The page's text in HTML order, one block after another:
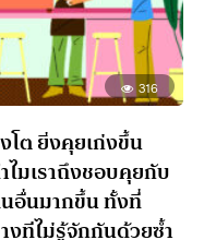
316
โต ยิ่งคุยเก่งขึ้น
ไมเราถึงชอบคุยกับ
อื่นมากขึ้น ทั้งที่
งทีไม่รู้จักกันด้วยซ้ำ